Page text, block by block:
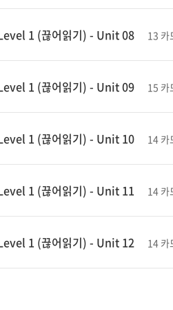
1 (끊어읽기) - Unit 08 13 카
1 (끊어읽기) - Unit 09 15 카
1 (끊어읽기) - Unit 10 14 카
1 (끊어읽기) - Unit 11 14 카
1 (끊어읽기) - Unit 12 14 카